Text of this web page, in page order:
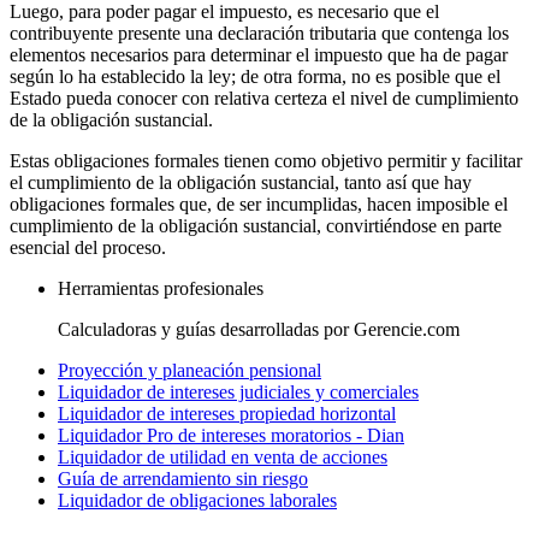
Luego, para poder pagar el impuesto, es necesario que el
contribuyente presente una declaración tributaria que contenga los
elementos necesarios para determinar el impuesto que ha de pagar
según lo ha establecido la ley; de otra forma, no es posible que el
Estado pueda conocer con relativa certeza el nivel de cumplimiento
de la obligación sustancial.
Estas obligaciones formales tienen como objetivo permitir y facilitar
el cumplimiento de la obligación sustancial, tanto así que hay
obligaciones formales que, de ser incumplidas, hacen imposible el
cumplimiento de la obligación sustancial, convirtiéndose en parte
esencial del proceso.
Herramientas profesionales
Calculadoras y guías desarrolladas por Gerencie.com
Proyección y planeación pensional
Liquidador de intereses judiciales y comerciales
Liquidador de intereses propiedad horizontal
Liquidador Pro de intereses moratorios - Dian
Liquidador de utilidad en venta de acciones
Guía de arrendamiento sin riesgo
Liquidador de obligaciones laborales